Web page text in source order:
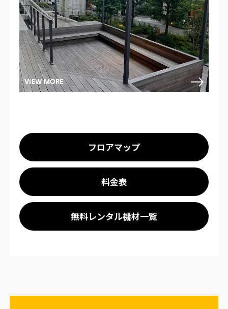
VIEW MORE
フロアマップ
料金表
無料レンタル機材一覧